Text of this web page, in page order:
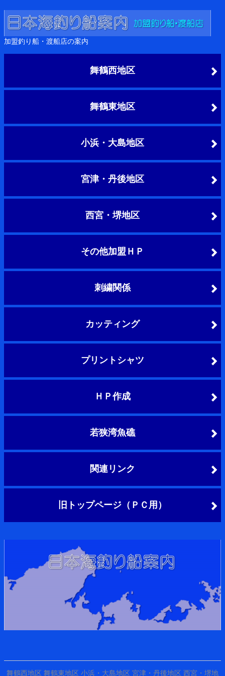
加盟釣り船・渡船店の案内
舞鶴西地区
舞鶴東地区
小浜・大島地区
宮津・丹後地区
西宮・堺地区
その他加盟ＨＰ
刺繍関係
カッティング
プリントシャツ
ＨＰ作成
若狭湾魚礁
関連リンク
旧トップページ（ＰＣ用）
舞鶴西地区 舞鶴東地区 小浜・大島地区 宮津・丹後地区 西宮・堺地